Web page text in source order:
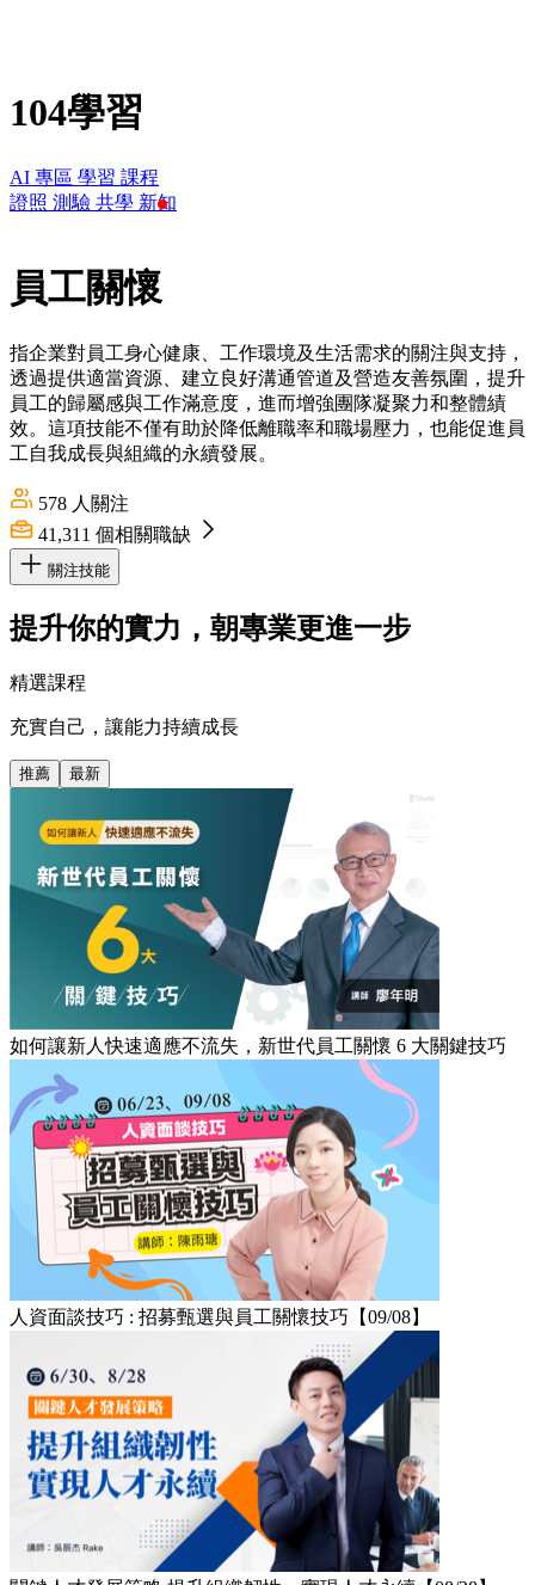
104學習
AI 專區 學習 課程
證照 測驗 共學 新知
員工關懷
指企業對員工身心健康、工作環境及生活需求的關注與支持，
透過提供適當資源、建立良好溝通管道及營造友善氛圍，提升
員工的歸屬感與工作滿意度，進而增強團隊凝聚力和整體績
效。這項技能不僅有助於降低離職率和職場壓力，也能促進員
工自我成長與組織的永續發展。
578 人關注
41,311 個相關職缺
關注技能
提升你的實力，朝專業更進一步
精選課程
充實自己，讓能力持續成長
推薦 最新
如何讓新人快速適應不流失，新世代員工關懷 6 大關鍵技巧
人資面談技巧 : 招募甄選與員工關懷技巧【09/08】